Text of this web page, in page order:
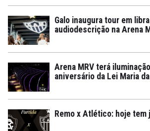
Galo inaugura tour em
audiodescrição na Arena
Arena MRV terá
aniversário da Lei Maria
Remo x Atlético: hoje tem